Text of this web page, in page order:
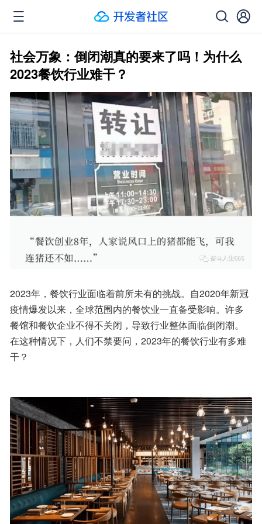
社会万象：倒闭潮真的要来了吗！为什么
2023餐饮行业难干？
2023年，餐饮行业面临着前所未有的挑战。自2020年新冠
疫情爆发以来，全球范围内的餐饮业一直备受影响。许多
餐馆和餐饮企业不得不关闭，导致行业整体面临倒闭潮。
在这种情况下，人们不禁要问，2023年的餐饮行业有多难
干？